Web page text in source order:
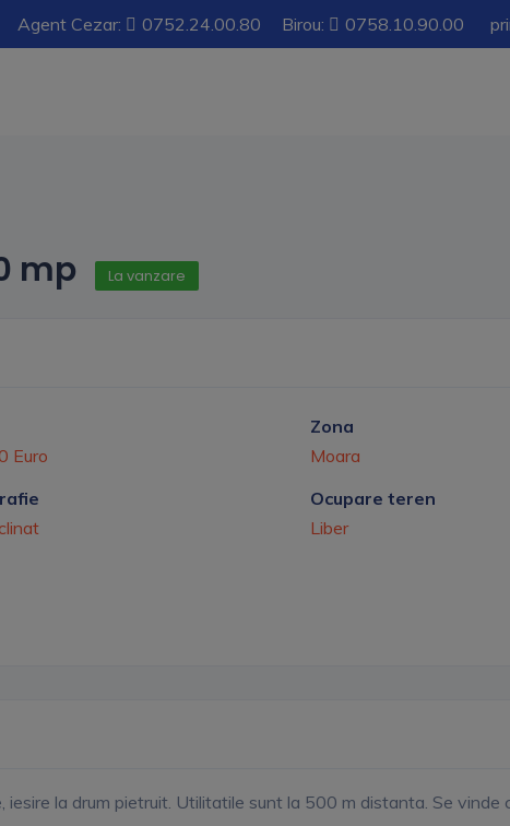
Agent Cezar: 0752.24.00.80 Birou: 0758.10.90.00
mp La vanzare
Euro
Zona
Moara
Ocupare teren
Liber
la drum pietruit. Utilitatile sunt la 500 m distanta. Se vinde